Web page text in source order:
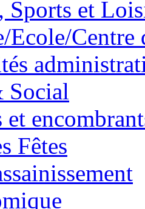
Sports et
Ecole/Centre
Social
et
Fêtes